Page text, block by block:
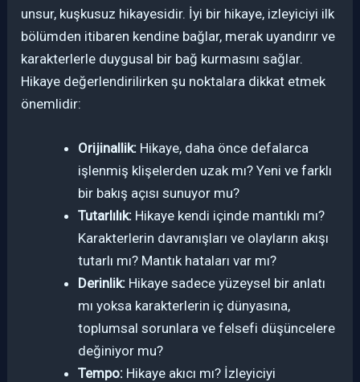
unsur, kuşkusuz hikayesidir. İyi bir hikaye, izleyiciyi ilk
bölümden itibaren kendine bağlar, merak uyandırır ve
karakterlerle duygusal bir bağ kurmasını sağlar.
Hikaye değerlendirilirken şu noktalara dikkat etmek
önemlidir:
Orijinallik: Hikaye, daha önce defalarca
işlenmiş klişelerden uzak mı? Yeni ve farklı
bir bakış açısı sunuyor mu?
Tutarlılık: Hikaye kendi içinde mantıklı mı?
Karakterlerin davranışları ve olayların akışı
tutarlı mı? Mantık hataları var mı?
Derinlik: Hikaye sadece yüzeysel bir anlatı
mı yoksa karakterlerin iç dünyasına,
toplumsal sorunlara ve felsefi düşüncelere
değiniyor mu?
Tempo: Hikaye akıcı mı? İzleyiciyi